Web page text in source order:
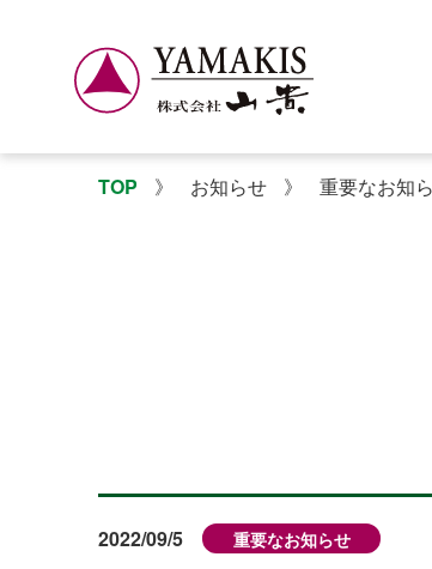
TOP 》 お知らせ 》 重要なお知
2022/09/5 重要なお知らせ